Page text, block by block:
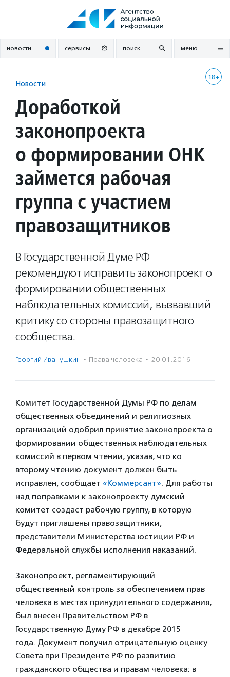
новости сервисы поиск меню
18+
Новости
Доработкой
законопроекта
о формировании ОНК
займется рабочая
группа с участием
правозащитников
В Государственной Думе РФ
рекомендуют исправить законопроект о
формировании общественных
наблюдательных комиссий, вызвавший
критику со стороны правозащитного
сообщества.
Георгий Иванушкин · Права человека · 20.01.2016
Комитет Государственной Думы РФ по делам
общественных объединений и религиозных
организаций одобрил принятие законопроекта о
формировании общественных наблюдательных
комиссий в первом чтении, указав, что ко
второму чтению документ должен быть
исправлен, сообщает «Коммерсант». Для работы
над поправками к законопроекту думский
комитет создаст рабочую группу, в которую
будут приглашены правозащитники,
представители Министерства юстиции РФ и
Федеральной службы исполнения наказаний.
Законопроект, регламентирующий
общественный контроль за обеспечением прав
человека в местах принудительного содержания,
был внесен Правительством РФ в
Государственную Думу РФ в декабре 2015
года. Документ получил отрицательную оценку
Совета при Президенте РФ по развитию
гражданского общества и правам человека: в